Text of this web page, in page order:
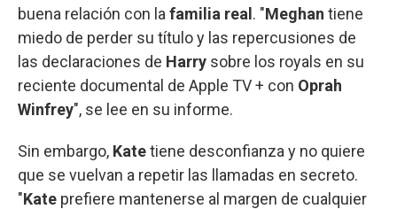
buena relación con la familia real . "Meghan tiene
miedo de perder su título y las repercusiones de
las declaraciones de Harry sobre los royals en su
reciente documental de Apple TV + con Oprah
Winfrey", se lee en su informe.
Sin embargo, Katetiene desconfianza y no quiere
que se vuelvan a repetir las llamadas en secreto.
"Kate prefiere mantenerse al margen de cualquier